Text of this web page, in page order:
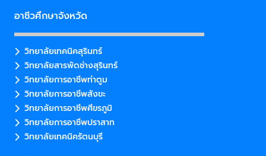
อาชีวศึกษาจังหวัด
วิทยาลัยเทคนิคสุรินทร์
วิทยาลัยสารพัดช่างสุรินทร์
วิทยาลัยการอาชีพท่าตูม
วิทยาลัยการอาชีพสังขะ
วิทยาลัยการอาชีพศีขรภูมิ
วิทยาลัยการอาชีพปราสาท
วิทยาลัยเทคนิครัตนบุรี